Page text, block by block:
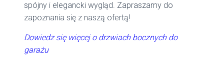
spójny i elegancki wygląd. Zapraszamy do
zapoznania się z naszą ofertą!
Dowiedz się więcej o drzwiach bocznych do
garażu